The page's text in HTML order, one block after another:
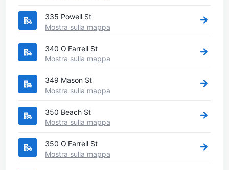
335 Powell St
Mostra sulla mappa
340 O'Farrell St
Mostra sulla mappa
349 Mason St
Mostra sulla mappa
350 Beach St
Mostra sulla mappa
350 O'Farrell St
Mostra sulla mappa